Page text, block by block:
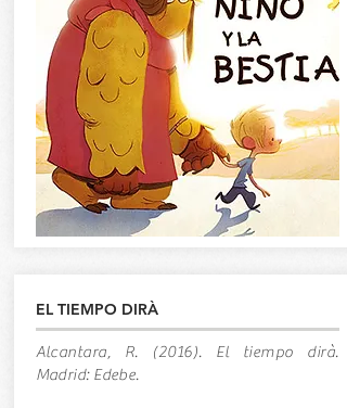
EL TIEMPO DIRÀ
Alcantara, R. (2016). El tiempo dirà.
Madrid: Edebe.